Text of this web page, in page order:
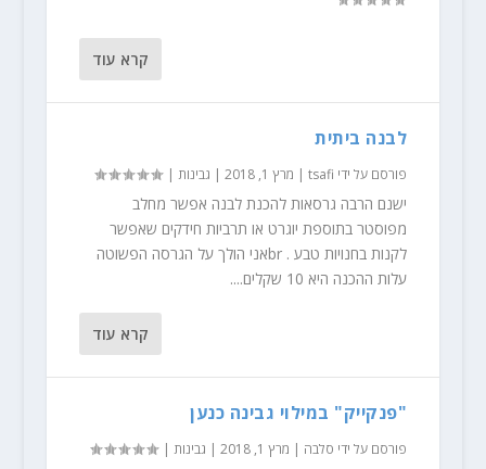
קרא עוד
לבנה ביתית
פורסם על ידי tsafi
| מרץ 1, 2018 | גבינות|
ישנם הרבה גרסאות להכנת לבנה אפשר מחלב
מפוסטר בתוספת יוגרט או תרביות חידקים שאפשר
לקנות בחנויות טבע . brאני הולך על הגרסה הפשוטה
עלות ההכנה היא 10 שקלים....
קרא עוד
"פנקייק" במילוי גבינה כנען
פורסם על ידי סלבה | מרץ 1, 2018 | גבינות|